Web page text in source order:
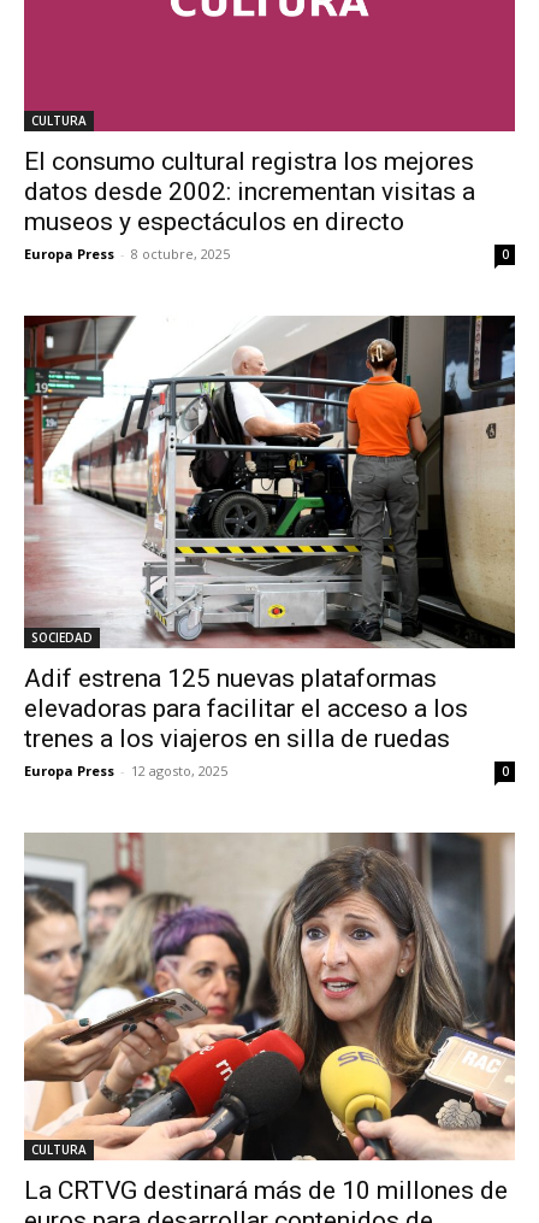
CULTURA
El consumo cultural registra los mejores
datos desde 2002: incrementan visitas a
museos y espectáculos en directo
Europa Press - 8 octubre, 2025 0
SOCIEDAD
Adif estrena 125 nuevas plataformas
elevadoras para facilitar el acceso a los
trenes a los viajeros en silla de ruedas
Europa Press - 12 agosto, 2025 0
CULTURA
La CRTVG destinará más de 10 millones de